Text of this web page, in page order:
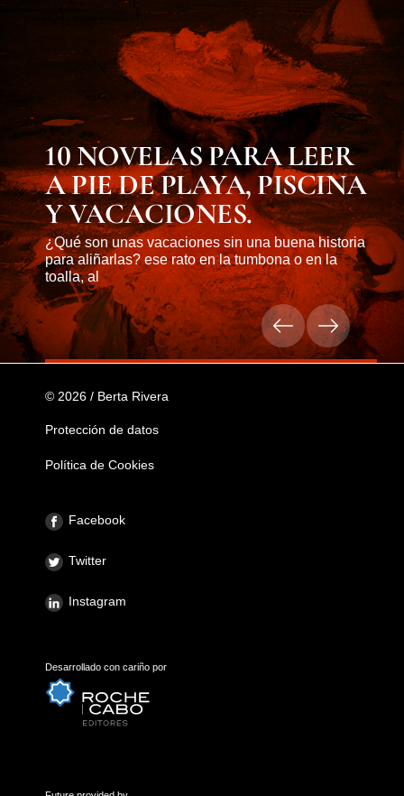
10 NOVELAS PARA LEER
A PIE DE PLAYA, PISCINA
Y VACACIONES.
¿Qué son unas vacaciones sin una buena historia
para aliñarlas? ese rato en la tumbona o en la
toalla, al
© 2026 / Berta Rivera
Protección de datos
Política de Cookies
Facebook
Twitter
Instagram
Desarrollado con cariño por